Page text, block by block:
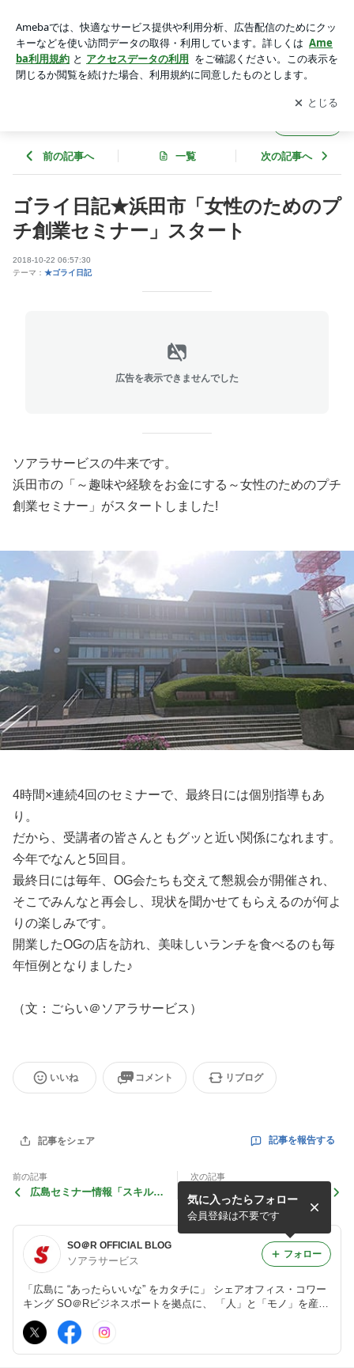
ト | SO＠R OFFICIAL BLOG
アプリをダウンロードして ブログの更新通知
を受け取りまし
ょう。
開く
前の記事へ 一覧 次の記事へ
ゴライ日記★浜田市「女性のためのプ
チ創業セミナー」スタート
2018-10-22 06:57:30
テーマ： ★ゴライ日記
広告を表示できませんでした
ソアラサービスの牛来です。
浜田市の「～趣味や経験をお金にする～女性のためのプチ
創業セミナー」がスタートしました!
4時間×連続4回のセミナーで、最終日には個別指導もあ
り。
だから、受講者の皆さんともグッと近い関係になれます。
今年でなんと5回目。
最終日には毎年、OG会たちも交えて懇親会が開催され、
そこでみんなと再会し、現状を聞かせてもらえるのが何よ
りの楽しみです。
開業したOGの店を訪れ、美味しいランチを食べるのも毎
年恒例となりました♪
（文：ごらい＠ソアラサービス）
いいね コメント リブログ
記事をシェア 記事を報告する
前の記事
広島セミナー情報「スキルミ
次の記事
【自分らしい生き方・仕事を
見つける方法】10/23（火）
にワークショップを開催しま
す。
SO＠R OFFICIAL BLOG
ソアラサービス
「広島に “あったらいいな” をカタチに」 シェアオフィス・コワー
キング SO＠Rビジネスポートを拠点に、 「人」と「モノ」を産み
社ソアラサービスの公式ブログです。
気に入ったらフォロー
会員登録は不要です
フォロー